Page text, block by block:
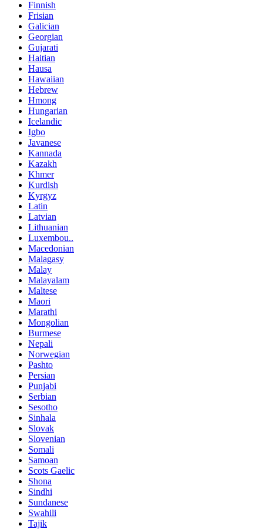
Finnish
Frisian
Galician
Georgian
Gujarati
Haitian
Hausa
Hawaiian
Hebrew
Hmong
Hungarian
Icelandic
Igbo
Javanese
Kannada
Kazakh
Khmer
Kurdish
Kyrgyz
Latin
Latvian
Lithuanian
Luxembou..
Macedonian
Malagasy
Malay
Malayalam
Maltese
Maori
Marathi
Mongolian
Burmese
Nepali
Norwegian
Pashto
Persian
Punjabi
Serbian
Sesotho
Sinhala
Slovak
Slovenian
Somali
Samoan
Scots Gaelic
Shona
Sindhi
Sundanese
Swahili
Tajik